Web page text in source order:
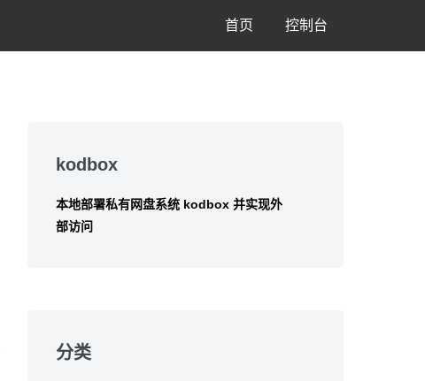
首页 控制台
kodbox
本地部署私有网盘系统 kodbox 并实现外
部访问
分类